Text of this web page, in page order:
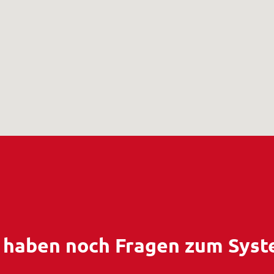
noch Fragen zum